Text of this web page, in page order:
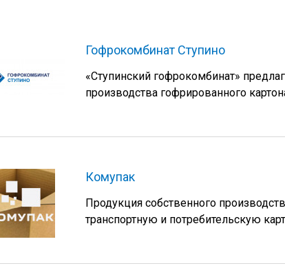
Гофрокомбинат Ступино
«Ступинский гофрокомбинат»
производства гофрированного
Комупак
Продукция собственного
транспортную и потребительскую